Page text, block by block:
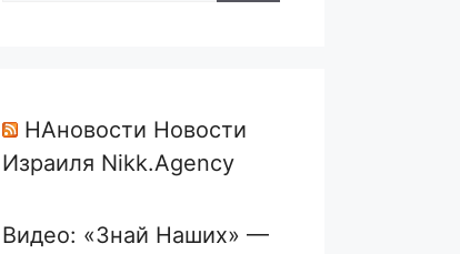
НАновости Новости
Израиля Nikk.Agency
Видео: «Знай Наших» —